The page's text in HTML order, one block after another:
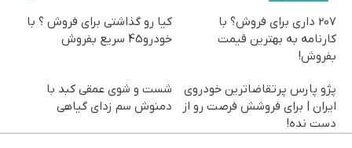
207 داری برای فروش؟ با
کارنامه به بهترین قیمت
بفروش!
کیا رو گذاشتی برای فروش ؟ با
خودرو45 سریع بفروش
پژو پارس پرتقاضاترین خودروی
ایران | برای فروشش فرصت رو از
دست نده!
شست و شوی عمقی کبد با
دمنوش سم زدای گیاهی